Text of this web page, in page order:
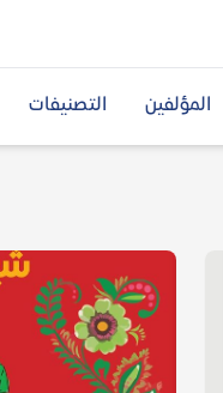
المؤلفين التصنيفات